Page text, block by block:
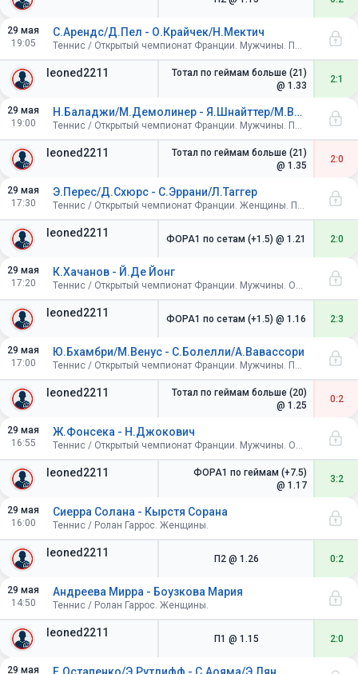
29 мая
19:05
leoned2211
С.Арендс/Д.Пел - О.Крайчек/Н.Мектич
Теннис / Открытый чемпионат Франции. Мужчины. Пары. 1/16 финала
Тотал по геймам больше (21)
@ 1.33
2:1
29 мая
19:00
leoned2211
Н.Баладжи/М.Демолинер - Я.Шнайттер/М.Валлнер
Теннис / Открытый чемпионат Франции. Мужчины. Пары. 1/16 финала
Тотал по геймам больше (21)
@ 1.35
2:0
29 мая
17:30
leoned2211
Э.Перес/Д.Схюрс - С.Эррани/Л.Таггер
Теннис / Открытый чемпионат Франции. Женщины. Пары. 1/16 финала
ФОРА1 по сетам (+1.5) @ 1.21 2:0
29 мая
17:20
leoned2211
К.Хачанов - Й.Де Йонг
Теннис / Открытый чемпионат Франции. Мужчины. Одиночный разряд. 1/16 финала
ФОРА1 по сетам (+1.5) @ 1.16 2:3
29 мая
17:00
leoned2211
Ю.Бхамбри/М.Венус - С.Болелли/А.Вавассори
Теннис / Открытый чемпионат Франции. Мужчины. Пары. 1/16 финала
Тотал по геймам больше (20)
@ 1.25
0:2
29 мая
16:55
leoned2211
Ж.Фонсека - Н.Джокович
Теннис / Открытый чемпионат Франции. Мужчины. Одиночный разряд. 1/16 финала
ФОРА1 по геймам (+7.5)
@ 1.17
3:2
29 мая
16:00
leoned2211
Сиерра Солана - Кырстя Сорана
Теннис / Ролан Гаррос. Женщины.
П2 @ 1.26 0:2
29 мая
14:50
leoned2211
Андреева Мирра - Боузкова Мария
Теннис / Ролан Гаррос. Женщины.
П1 @ 1.15 2:0
29 мая